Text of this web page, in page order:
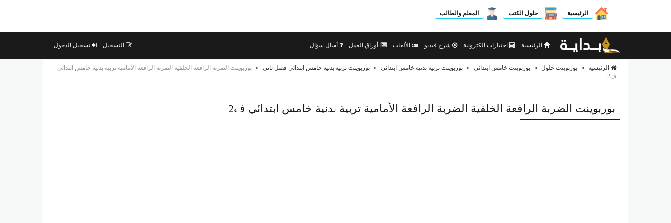
الرئيسية حلول الكتب المعلم والطالب
الرئيسية اختبارات الكترونية شرح فيديو الألعاب أوراق العمل أسال سؤال التسجيل تسجيل الدخول
الرئيسية » بوربوينت حلول » بوربوينت خامس ابتدائي » بوربوينت تربية بدنية خامس ابتدائي » بوربوينت تربية بدنية خامس ابتدائي فصل ثاني » بوربوينت الضربة الرافعة الخلفية الضربة الرافعة الأمامية تربية بدنية خامس ابتدائي
ف2
بوربوينت الضربة الرافعة الخلفية الضربة الرافعة الأمامية تربية بدنية خامس ابتدائي ف2